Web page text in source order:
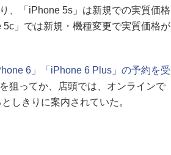
、「iPhone 5s」は新規での実質価格
」では新規・機種変更で実質価格が
6」「iPhone 6 Plus」の予約を受
狙ってか、店頭では、オンラインで
しきりに案内されていた。